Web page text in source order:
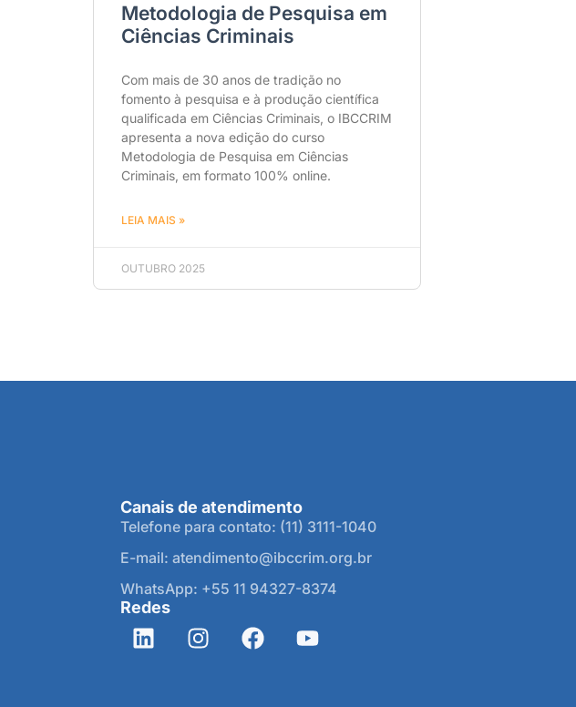
Metodologia de Pesquisa em
Ciências Criminais
Com mais de 30 anos de tradição no
fomento à pesquisa e à produção científica
qualificada em Ciências Criminais, o IBCCRIM
apresenta a nova edição do curso
Metodologia de Pesquisa em Ciências
Criminais, em formato 100% online.
LEIA MAIS »
OUTUBRO 2025
Canais de atendimento
Telefone para contato: (11) 3111-1040
E-mail: atendimento@ibccrim.org.br
WhatsApp: +55 11 94327-8374
Redes